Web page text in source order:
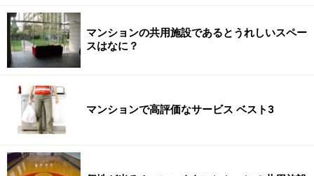
マンションの共用施設であるとうれしいスペー
スはなに？
マンションで高評価なサービス ベスト3